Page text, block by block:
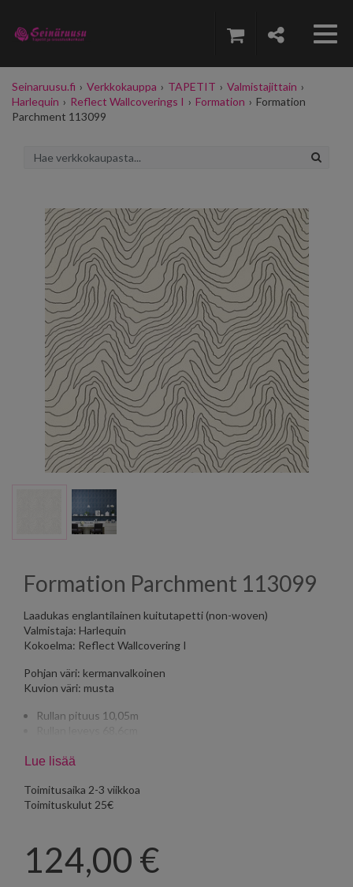
Seinaruusu.fi › Verkkokauppa › TAPETIT › Valmistajittain ›
Harlequin › Reflect Wallcoverings I › Formation › Formation
Parchment 113099
Formation Parchment 113099
Laadukas englantilainen kuitutapetti (non-woven)
Valmistaja: Harlequin
Kokoelma: Reflect Wallcovering I
Pohjan väri: kermanvalkoinen
Kuvion väri: musta
Rullan pituus 10,05m
Lue lisää
Toimitusaika 2-3 viikkoa
Toimituskulut 25€
124,00 €